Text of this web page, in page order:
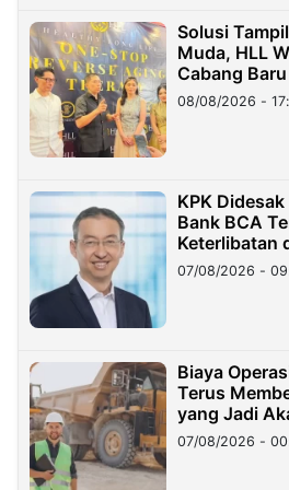
Solusi
Muda, HLL
Cabang
08/08/2026 -
KPK
Bank BCA
Keterlibatan
Hilangnya
Miliar
07/08/2026 -
Biaya
Terus
yang Jadi
07/08/2026 -